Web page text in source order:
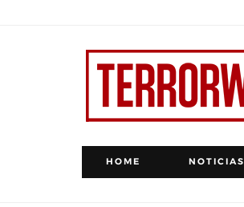
HOME NOTICIAS